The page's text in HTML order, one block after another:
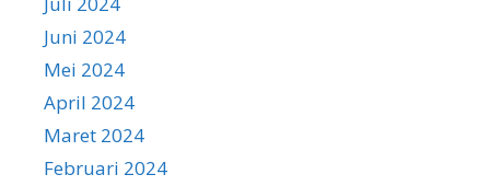
Juni 2024
Mei 2024
April 2024
Maret 2024
Februari 2024